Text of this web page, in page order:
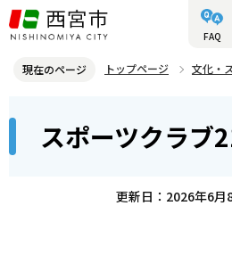
こ
の
ジ
先
FAQ
現在のページ トップページ
文化・
こ
スポーツクラブ
更新日：2026年6月